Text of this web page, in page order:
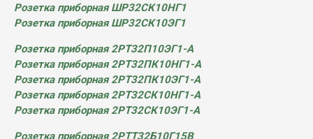
Розетка приборная ШР32СК10НГ1
Розетка приборная ШР32СК10ЭГ1
Розетка приборная 2РТ32П10ЭГ1-А
Розетка приборная 2РТ32ПК10НГ1-А
Розетка приборная 2РТ32ПК10ЭГ1-А
Розетка приборная 2РТ32СК10НГ1-А
Розетка приборная 2РТ32СК10ЭГ1-А
Розетка приборная 2РТТ32Б10Г15В